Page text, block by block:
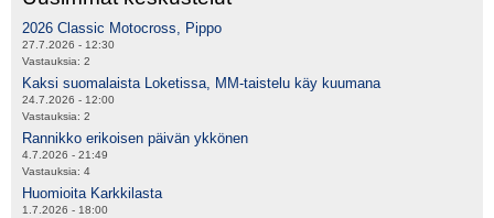
2026 Classic Motocross, Pippo
27.7.2026 - 12:30
Vastauksia: 2
Kaksi suomalaista Loketissa, MM-taistelu käy kuumana
24.7.2026 - 12:00
Vastauksia: 2
Rannikko erikoisen päivän ykkönen
4.7.2026 - 21:49
Vastauksia: 4
Huomioita Karkkilasta
1.7.2026 - 18:00